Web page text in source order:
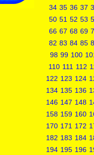
34 35 36 37
50 51 52 53
66 67 68 69
82 83 84 85
98 99 100
110 111 112
122 123 124
134 135 136
146 147 148
158 159 160
170 171 172
182 183 184
194 195 196